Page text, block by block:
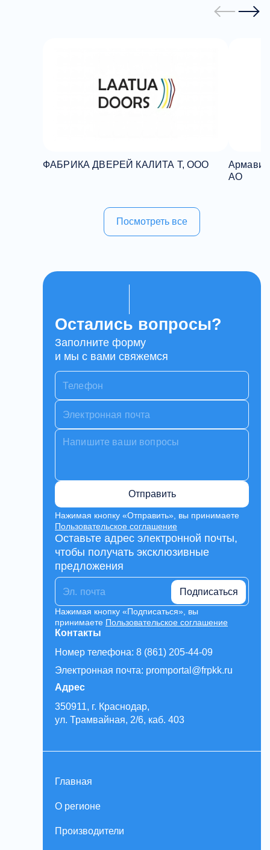
ФАБРИКА ДВЕРЕЙ КАЛИТА Т, ООО
АО
Посмотреть все
Контакты
Номер телефона: 8 (861) 205-44-09
Электронная почта: promportal@frpkk.ru
Адрес
350911, г. Краснодар,
ул. Трамвайная, 2/6, каб. 403
Остались вопросы?
Заполните форму
и мы с вами свяжемся
Отправить
Нажимая кнопку «Отправить», вы принимаете
Пользовательское соглашение
Оставьте адрес электронной почты,
чтобы получать эксклюзивные
предложения
Подписаться
Нажимая кнопку «Подписаться», вы
принимаете Пользовательское соглашение
Главная
О регионе
Производители